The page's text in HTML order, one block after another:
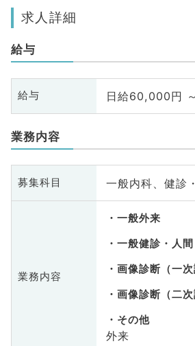
求人詳細
給与
給与 日給60,000円
業務内容
募集科目 一般内科、健診
業務内容
一般外来
一般健診・人間
画像診断（一次
画像診断（二次
その他
外来